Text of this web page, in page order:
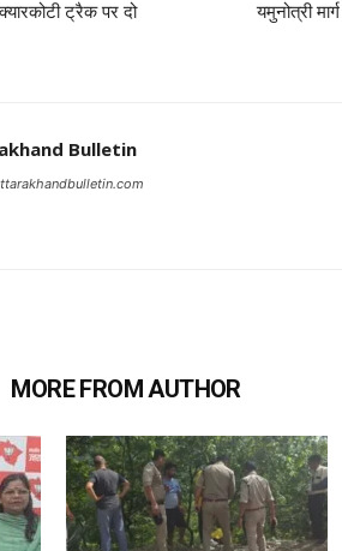
ट्रैक पर दो
यमुनोत्री
Bulletin
MORE FROM AUTHOR